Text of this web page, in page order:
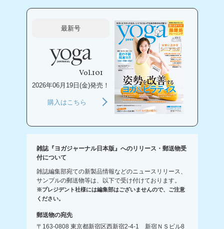
最新号
Vol.101
2026年06月19日(金)発売！
購入はこちら
雑誌『ヨガジャーナル日本版』へのリリース・郵送物受
付について
雑誌編集部宛ての新製品情報などのニュースリリース、
サンプルの郵送物等は、以下で受け付けております。
※プレジデント社様には編集部はございませんので、ご注意
ください。
郵送物の宛先
〒163-0808 東京都新宿区西新宿2-4-1 新宿ＮＳビル8